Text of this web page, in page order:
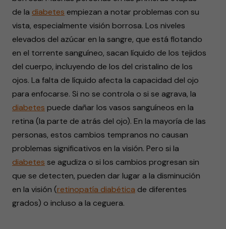
de la diabetes empiezan a notar problemas con su
vista, especialmente visión borrosa. Los niveles
elevados del azúcar en la sangre, que está flotando
en el torrente sanguíneo, sacan líquido de los tejidos
del cuerpo, incluyendo de los del cristalino de los
ojos. La falta de líquido afecta la capacidad del ojo
para enfocarse. Si no se controla o si se agrava, la
diabetes puede dañar los vasos sanguíneos en la
retina (la parte de atrás del ojo). En la mayoría de las
personas, estos cambios tempranos no causan
problemas significativos en la visión. Pero si la
diabetes se agudiza o si los cambios progresan sin
que se detecten, pueden dar lugar a la disminución
en la visión (retinopatía diabética de diferentes
grados) o incluso a la ceguera.